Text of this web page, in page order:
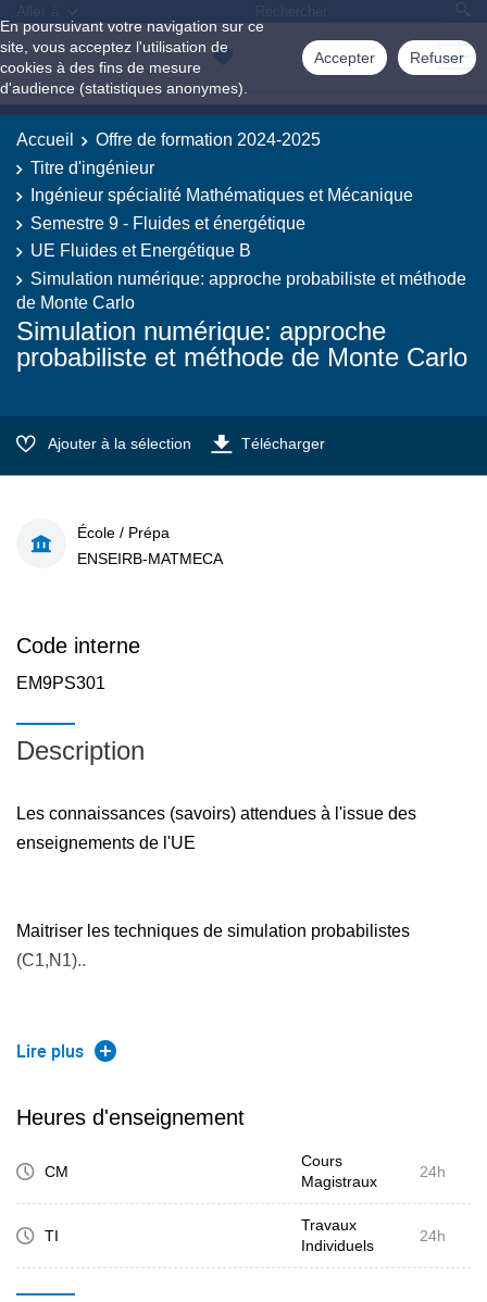
En poursuivant votre navigation sur ce
site, vous acceptez l'utilisation de
cookies à des fins de mesure
d'audience (statistiques anonymes).
Accepter Refuser
Aller à
Accueil
Offre de formation 2024-2025
Titre d'ingénieur
Ingénieur spécialité Mathématiques et Mécanique
Semestre 9 - Fluides et énergétique
UE Fluides et Energétique B
Simulation numérique: approche probabiliste et méthode
de Monte Carlo
Simulation numérique: approche
probabiliste et méthode de Monte Carlo
Ajouter à la sélection Télécharger
École / Prépa
ENSEIRB-MATMECA
Code interne
EM9PS301
Description
Les connaissances (savoirs) attendues à l'issue des
enseignements de l'UE
Maitriser les techniques de simulation probabilistes
(C1,N1)..
Maitriser la pratique de génération de variables aléatoires
Maitriser les techniques de Monte-Carlo : convergence,
intervalles de confiance, technique d'accélération,...
(C1,N1).
Lire plus
Heures d'enseignement
CM
Cours
Magistraux
24h
TI
Travaux
Individuels
24h